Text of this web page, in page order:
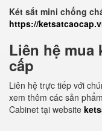
Két sắt mini chống
https://
Liên hệ mua
cấp
Liên hệ trực tiếp với
xem thêm các sản
Cabinet tại website